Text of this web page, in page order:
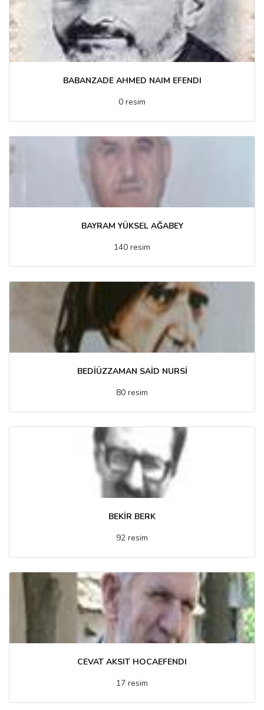
BABANZADE AHMED NAIM EFENDI
0 resim
BAYRAM YÜKSEL AĞABEY
140 resim
BEDİÜZZAMAN SAİD NURSİ
80 resim
BEKİR BERK
92 resim
CEVAT AKSIT HOCAEFENDI
17 resim